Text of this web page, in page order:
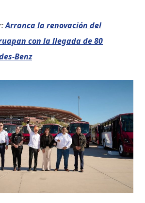
Arranca la renovación del
con la llegada de 80
Benz